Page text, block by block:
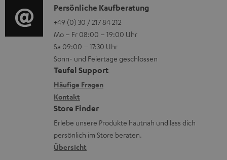
e
n
z
u
r
G
a
r
a
n
g
e
r
ä
t
e
R
ü
c
k
i
o
-
L
e
x
i
k
o
n
K
o
n
t
a
k
t
d
a
t
Persönliche Kaufberatung
+49 (0) 30 / 217 84 212
Mo – Fr 08:00 – 19:00 Uhr
Sa 09:00 – 17:30 Uhr
Sonn- und Feiertage geschlossen
Teufel Support
Häufige Fragen
Kontakt
Store Finder
Erlebe unsere Produkte hautnah und lass dich
persönlich im Store beraten.
Übersicht